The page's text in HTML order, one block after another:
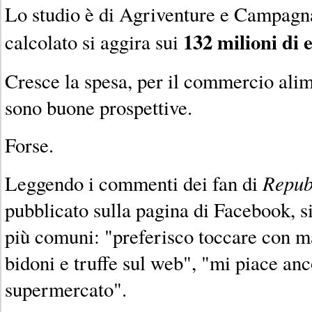
Lo studio è di Agriventure e
calcolato si aggira sui 132 milioni di
Cresce la spesa, per il commercio
sono buone prospettive.
Forse.
Leggendo i commenti dei fan di
pubblicato sulla pagina di Facebook,
più comuni: "preferisco toccare con
bidoni e truffe sul web", "mi piace
supermercato".